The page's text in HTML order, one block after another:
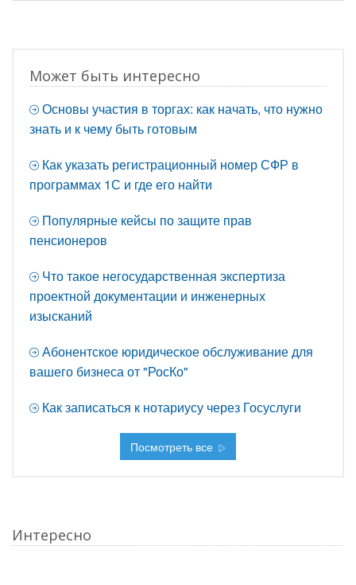
Может быть интересно
Основы участия в торгах: как начать, что нужно
знать и к чему быть готовым
Как указать регистрационный номер СФР в
программах 1С и где его найти
Популярные кейсы по защите прав
пенсионеров
Что такое негосударственная экспертиза
проектной документации и инженерных
изысканий
Абонентское юридическое обслуживание для
вашего бизнеса от "РосКо"
Как записаться к нотариусу через Госуслуги
Посмотреть все
Интересно